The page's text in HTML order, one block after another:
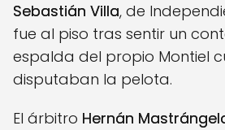
Sebastián Villa, de
fue al piso tras sentir un
espalda del propio Montiel
disputaban la pelota.
El árbitro Hernán